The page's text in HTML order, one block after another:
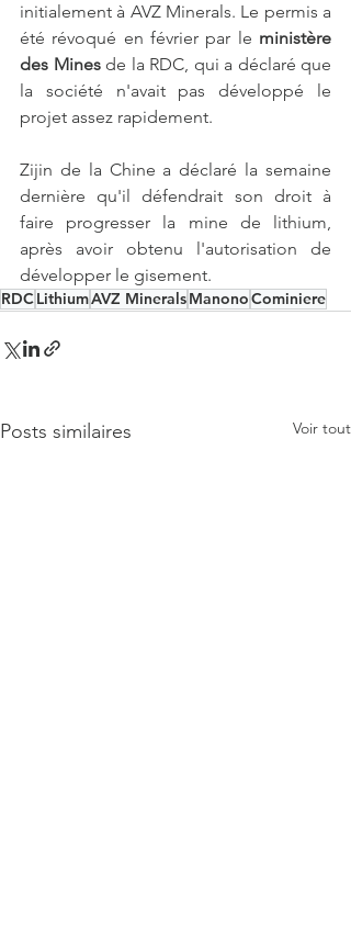
initialement à AVZ Minerals. Le permis a
été révoqué en février par le ministère
des Mines de la RDC, qui a déclaré que
la société n'avait pas développé le
projet assez rapidement.
Zijin de la Chine a déclaré la semaine
dernière qu'il défendrait son droit à
faire progresser la mine de lithium,
après avoir obtenu l'autorisation de
développer le gisement.
RDCLithiumAVZ MineralsManonoCominiere
Posts similaires Voir tout